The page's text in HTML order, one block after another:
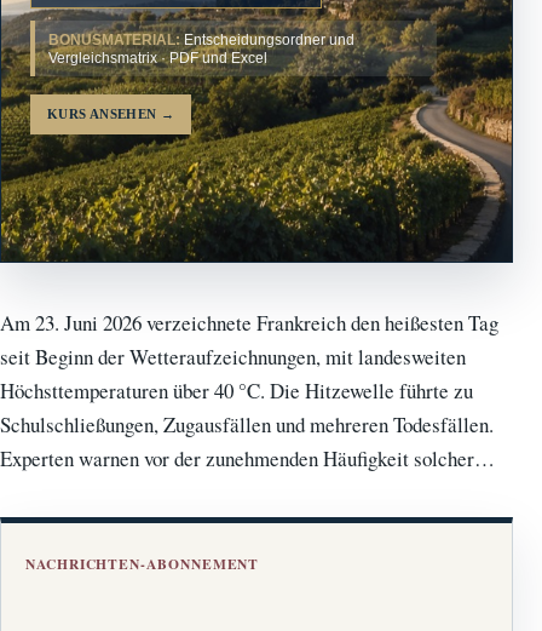
BONUSMATERIAL: Entscheidungsordner und
Vergleichsmatrix · PDF und Excel
KURS ANSEHEN →
Am 23. Juni 2026 verzeichnete Frankreich den heißesten Tag
seit Beginn der Wetteraufzeichnungen, mit landesweiten
Höchsttemperaturen über 40 °C. Die Hitzewelle führte zu
Schulschließungen, Zugausfällen und mehreren Todesfällen.
Experten warnen vor der zunehmenden Häufigkeit solcher…
NACHRICHTEN-ABONNEMENT